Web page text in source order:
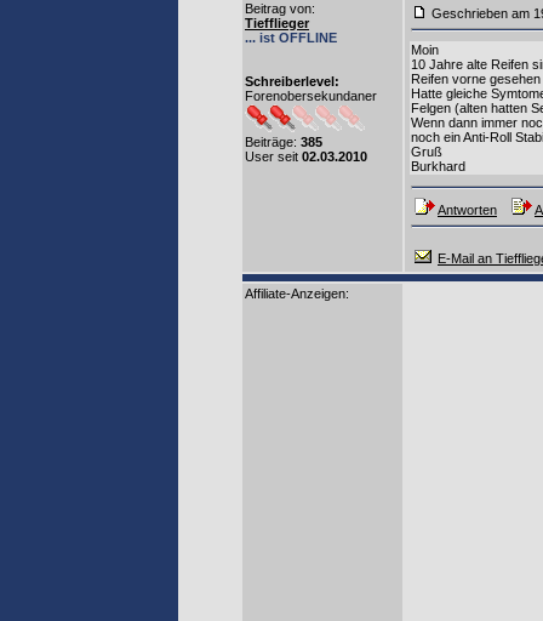
Beitrag von:
Tiefflieger
... ist OFFLINE
Schreiberlevel:
Forenobersekundaner
Beiträge: 385
User seit 02.03.2010
Geschrieben am
Moin
10 Jahre alte Reifen
Reifen vorne
Hatte gleiche
Felgen (alten hatten
Wenn dann immer
noch ein Anti-Roll
Gruß
Burkhard
Antworten
E-Mail an
Affiliate-Anzeigen: